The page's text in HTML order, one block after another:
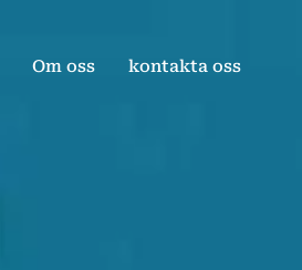
Om oss kontakta oss